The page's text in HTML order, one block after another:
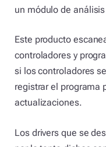
un módulo de
Este producto
controladores y
si los controladores
registrar el programa
actualizaciones.
Los drivers que se